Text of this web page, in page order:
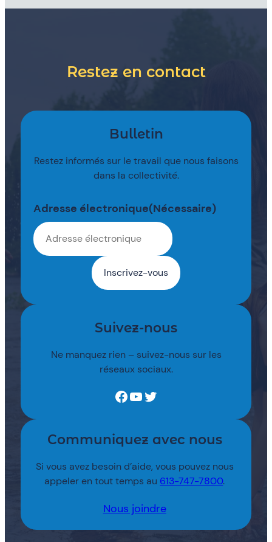
Restez en contact
Bulletin
Restez informés sur le travail que nous faisons
dans la collectivité.
Adresse électronique(Nécessaire)
Suivez-nous
Ne manquez rien – suivez-nous sur les
réseaux sociaux.
Facebook YouTube Twitter
Communiquez avec nous
Si vous avez besoin d’aide, vous pouvez nous
appeler en tout temps au 613-747-7800.
Nous joindre